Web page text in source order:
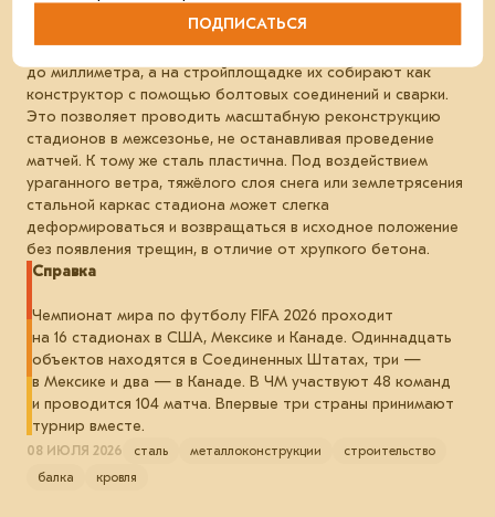
пролётов без промежуточных опор.
Все элементы каркаса (арки, фермы, мачты)
изготавливаются на заводах с ювелирной точностью
до миллиметра, а на стройплощадке их собирают как
конструктор с помощью болтовых соединений и сварки.
Это позволяет проводить масштабную реконструкцию
стадионов в межсезонье, не останавливая проведение
матчей. К тому же сталь пластична. Под воздействием
ураганного ветра, тяжёлого слоя снега или землетрясения
стальной каркас стадиона может слегка
деформироваться и возвращаться в исходное положение
без появления трещин, в отличие от хрупкого бетона.
Справка
Чемпионат мира по футболу FIFA 2026 проходит
на 16 стадионах в США, Мексике и Канаде. Одиннадцать
объектов находятся в Соединенных Штатах, три —
в Мексике и два — в Канаде. В ЧМ участвуют 48 команд
и проводится 104 матча. Впервые три страны принимают
турнир вместе.
08 ИЮЛЯ 2026 сталь металлоконструкции
строительство
балка
кровля
ПОДПИСАТЬСЯ